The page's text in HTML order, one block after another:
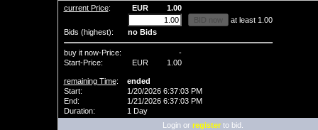
current Price: EUR
1.00
at least 1.00
Bids (highest):
no Bids
buy it now-Price:
-
Start-Price:
EUR 1.00
remaining Time:
ended
Start:
1/20/2026 6:37:03 PM
End:
1/21/2026 6:37:03 PM
Duration:
1 Day
Login or registerto bid.